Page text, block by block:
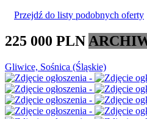
Przejdź do listy podobnych oferty
225 000 PLN
Gliwice, Sośnica (Śląskie)